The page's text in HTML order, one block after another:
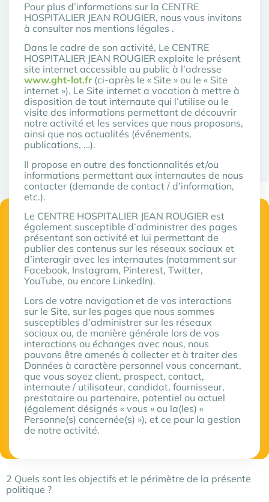
Pour plus d’informations sur la CENTRE
HOSPITALIER JEAN ROUGIER, nous vous invitons
à consulter nos mentions légales .
Dans le cadre de son activité, Le CENTRE
HOSPITALIER JEAN ROUGIER exploite le présent
site internet accessible au public à l’adresse
www.ght-lot.fr(ci-après le « Site » ou le « Site
internet »). Le Site internet a vocation à mettre à
disposition de tout internaute qui l’utilise ou le
visite des informations permettant de découvrir
notre activité et les services que nous proposons,
ainsi que nos actualités (événements,
publications, …).
Il propose en outre des fonctionnalités et/ou
informations permettant aux internautes de nous
contacter (demande de contact / d’information,
etc.).
Le CENTRE HOSPITALIER JEAN ROUGIER est
également susceptible d’administrer des pages
présentant son activité et lui permettant de
publier des contenus sur les réseaux sociaux et
d’interagir avec les internautes (notamment sur
Facebook, Instagram, Pinterest, Twitter,
YouTube, ou encore LinkedIn).
Lors de votre navigation et de vos interactions
sur le Site, sur les pages que nous sommes
susceptibles d’administrer sur les réseaux
sociaux ou, de manière générale lors de vos
interactions ou échanges avec nous, nous
pouvons être amenés à collecter et à traiter des
Données à caractère personnel vous concernant,
que vous soyez client, prospect, contact,
internaute / utilisateur, candidat, fournisseur,
prestataire ou partenaire, potentiel ou actuel
(également désignés « vous » ou la(les) «
Personne(s) concernée(s) »), et ce pour la gestion
de notre activité.
2 Quels sont les objectifs et le périmètre de la présente
politique ?